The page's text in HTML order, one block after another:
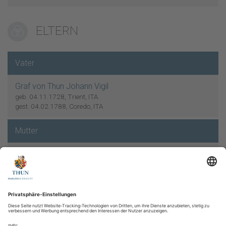
ELTERN
Vater
Graf von Thun Johann Vigil
geb. 04.11.1728, Trient, ITA
gest. 04.02.1788, Coredo, ITA
Mutter
Gräfin von Colonna zu Fels Anna Maria Josefa
Verheiratet
09.02.1755
Wien, AUT